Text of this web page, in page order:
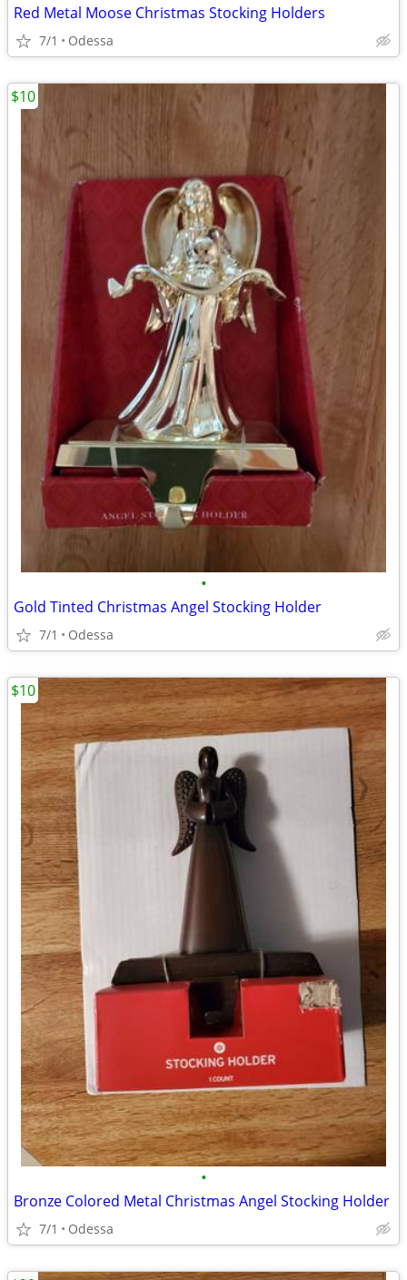
Red Metal Moose Christmas Stocking Holders
7/1 Odessa
•
Gold Tinted Christmas Angel Stocking Holder
7/1 Odessa
$10
•
Bronze Colored Metal Christmas Angel Stocking Holder
7/1 Odessa
$10